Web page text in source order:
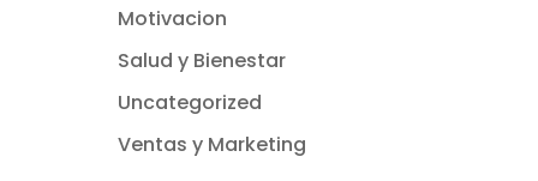
Motivacion
Salud y Bienestar
Uncategorized
Ventas y Marketing